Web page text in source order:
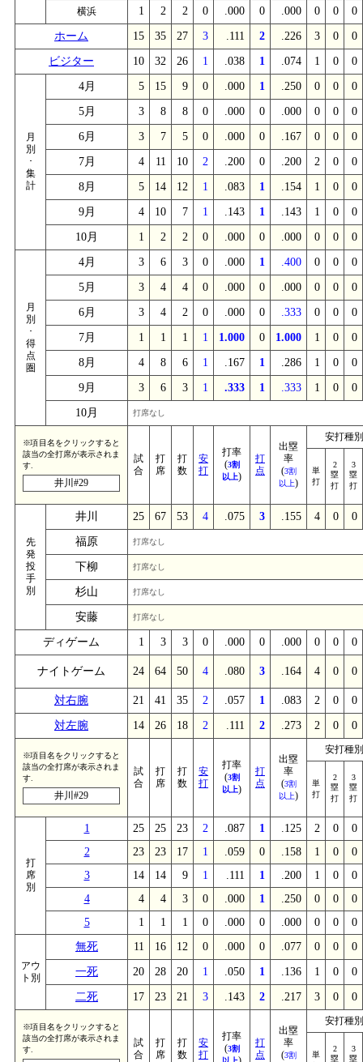
横浜 1 2 2 0 .000 0 .000 0 0 0
ホーム 15 35 27 3 .111 2 .226 3 0 0
ビジター 10 32 26 1 .038 1 .074 1 0 0
月
別
･
集
計
4月 5 15 9 0 .000 1 .250 0 0 0
5月 3 8 8 0 .000 0 .000 0 0 0
6月 3 7 5 0 .000 0 .167 0 0 0
7月 4 11 10 2 .200 0 .200 2 0 0
8月 5 14 12 1 .083 1 .154 1 0 0
9月 4 10 7 1 .143 1 .143 1 0 0
10月 1 2 2 0 .000 0 .000 0 0 0
月
別
･
得
点
圏
4月 3 6 3 0 .000 1 .400 0 0 0
5月 3 4 4 0 .000 0 .000 0 0 0
6月 3 4 2 0 .000 0 .333 0 0 0
7月 1 1 1 1 1.000 0 1.000 1 0 0
8月 4 8 6 1 .167 1 .286 1 0 0
9月 3 6 3 1 .333 1 .333 1 0 0
10月 打席なし
※項目名をクリックすると
該当の全打席が表示されま
す.
井川#29
試
合
打
席
打
数
安
打
打率
(3割
以上)
打
点
出塁
率
(3割
以上)
安打種別
単
打
2
塁
打
3
塁
打
先
発
投
手
別
井川 25 67 53 4 .075 3 .155 4 0 0
福原 打席なし
下柳 打席なし
杉山 打席なし
安藤 打席なし
ディゲーム 1 3 3 0 .000 0 .000 0 0 0
ナイトゲーム 24 64 50 4 .080 3 .164 4 0 0
対右腕 21 41 35 2 .057 1 .083 2 0 0
対左腕 14 26 18 2 .111 2 .273 2 0 0
※項目名をクリックすると
該当の全打席が表示されま
す.
井川#29
試
合
打
席
打
数
安
打
打率
(3割
以上)
打
点
出塁
率
(3割
以上)
安打種別
単
打
2
塁
打
3
塁
打
打
席
別
1 25 25 23 2 .087 1 .125 2 0
0
2
23 23 17 1 .059 0 .158 1 0
0
3
14 14 9 1 .111 1 .200 1 0
0
4
4 4 3 0 .000 1 .250 0 0
0
5
1 1 1 0 .000 0 .000 0 0 0
アウ
ト別
無死 11 16 12 0 .000 0 .077 0 0 0
一死 20 28 20 1 .050 1 .136 1 0 0
二死 17 23 21 3 .143 2 .217 3 0 0
※項目名をクリックすると
該当の全打席が表示されま
す.
試
合
打
席
打
数
安
打
打率
(3割
打
点
出塁
率
(3割
安打種別
単
2
塁
3
塁